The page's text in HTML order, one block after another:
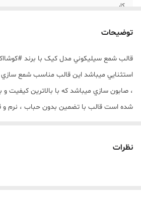
کار
توضیحات
قالب شمع سيليکوني مدل کیک با برند
استثنايي ميباشد اين قالب مناسب شمع
، صابون سازي ميباشد که با بالاترين کيفيت
شده است قالب با تضمين بدون حباب ، نرم و
نظرات